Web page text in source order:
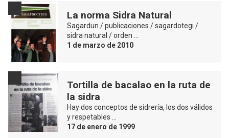
La norma Sidra Natural
Sagardun / publicaciones / sagardotegi /
sidra natural / orden …
1 de marzo de 2010
Tortilla de bacalao en la ruta de
la sidra
Hay dos conceptos de sidrería, los dos válidos
y respetables …
17 de enero de 1999